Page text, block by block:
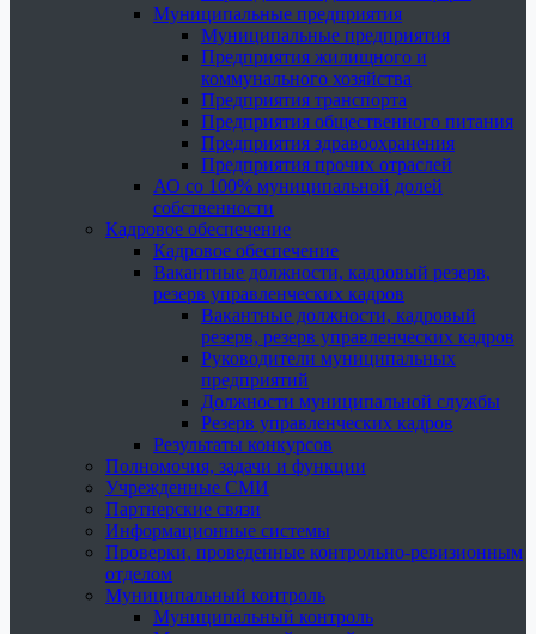
Муниципальные предприятия
Муниципальные предприятия
Предприятия жилищного и
коммунального хозяйства
Предприятия транспорта
Предприятия общественного питания
Предприятия здравоохранения
Предприятия прочих отраслей
АО со 100% муниципальной долей
собственности
Кадровое обеспечение
Кадровое обеспечение
Вакантные должности, кадровый резерв,
резерв управленческих кадров
Вакантные должности, кадровый
резерв, резерв управленческих кадров
Руководители муниципальных
предприятий
Должности муниципальной службы
Резерв управленческих кадров
Результаты конкурсов
Полномочия, задачи и функции
Учрежденные СМИ
Партнерские связи
Информационные системы
Проверки, проведенные контрольно-ревизионным
отделом
Муниципальный контроль
Муниципальный контроль